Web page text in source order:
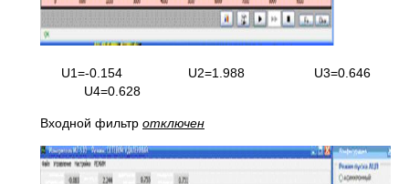
U1=-0.154 U2=1.988 U3=0.646
U4=0.628
Входной фильтр отключен